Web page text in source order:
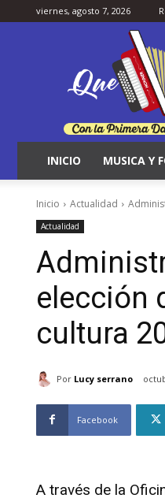
viernes, agosto 7, 2026
INICIO MUSICA Y
Inicio Actualidad
Actualidad
elección
cultura
Por Lucy serrano
Facebook
A través de la